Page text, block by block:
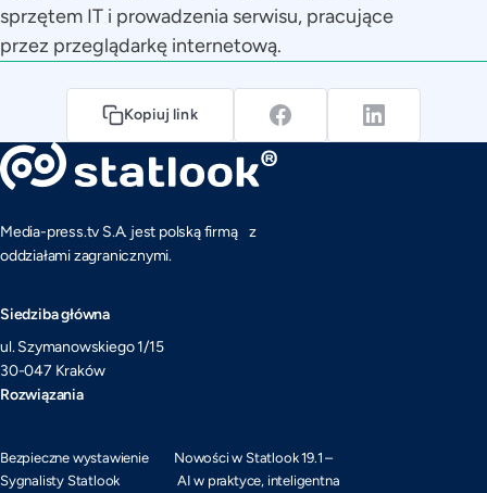
sprzętem IT i prowadzenia serwisu, pracujące
przez przeglądarkę internetową.
Kopiuj link
Media-press.tv S.A. jest polską firmą z
oddziałami zagranicznymi.
Siedziba główna
ul. Szymanowskiego 1/15
30-047 Kraków
Rozwiązania
Bezpieczne wystawienie
Sygnalisty Statlook
Nowości w Statlook 19.1 –
AI w praktyce, inteligentna